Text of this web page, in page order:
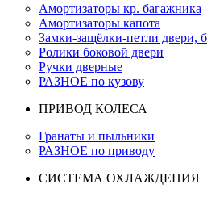
Амортизаторы кр. багажника
Амортизаторы капота
Замки-защёлки-петли двери,
Ролики боковой двери
Ручки дверные
РАЗНОЕ по кузову
ПРИВОД КОЛЕСА
Гранаты и пыльники
РАЗНОЕ по приводу
СИСТЕМА ОХЛАЖДЕНИЯ